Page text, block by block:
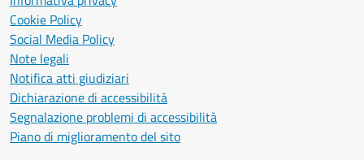
Cookie Policy
Social Media Policy
Note legali
Notifica atti giudiziari
Dichiarazione di accessibilità
Segnalazione problemi di accessibilità
Piano di miglioramento del sito